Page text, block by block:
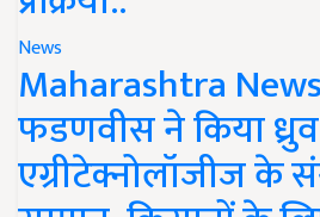
News
Maharashtra
फडणवीस ने किया ध्रुव
एग्रीटेक्नोलॉजीज के